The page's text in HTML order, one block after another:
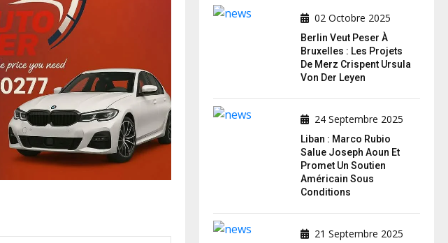
02 Octobre 2025
Berlin Veut Peser À
Bruxelles : Les Projets
De Merz Crispent Ursula
Von Der Leyen
24 Septembre 2025
Liban : Marco Rubio
Salue Joseph Aoun Et
Promet Un Soutien
Américain Sous
Conditions
21 Septembre 2025